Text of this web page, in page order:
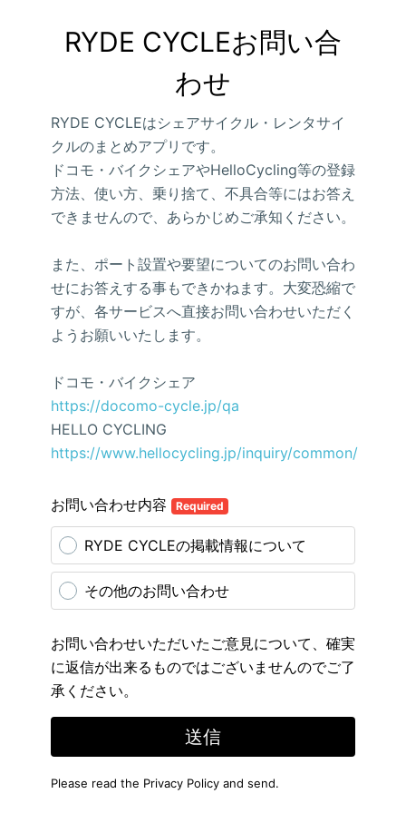
RYDE CYCLEお問い合
わせ
RYDE CYCLEはシェアサイクル・レンタサイ
クルのまとめアプリです。
ドコモ・バイクシェアやHelloCycling等の登録
方法、使い方、乗り捨て、不具合等にはお答え
できませんので、あらかじめご承知ください。
また、ポート設置や要望についてのお問い合わ
せにお答えする事もできかねます。大変恐縮で
すが、各サービスへ直接お問い合わせいただく
ようお願いいたします。
ドコモ・バイクシェア
https://docomo-cycle.jp/qa
HELLO CYCLING
https://www.hellocycling.jp/inquiry/common/
お問い合わせ内容 Required
RYDE CYCLEの掲載情報について
その他のお問い合わせ
お問い合わせいただいたご意見について、確実
に返信が出来るものではございませんのでご了
承ください。
送信
Please read the Privacy Policy and send.